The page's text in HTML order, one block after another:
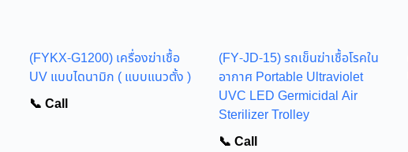
(FYKX-G1200) เครื่องฆ่าเชื้อ
UV แบบไดนามิก ( แบบแนวตั้ง )
📞 Call
(FY-JD-15) รถเข็นฆ่าเชื้อโรคใน
อากาศ Portable Ultraviolet
UVC LED Germicidal Air
Sterilizer Trolley
📞 Call